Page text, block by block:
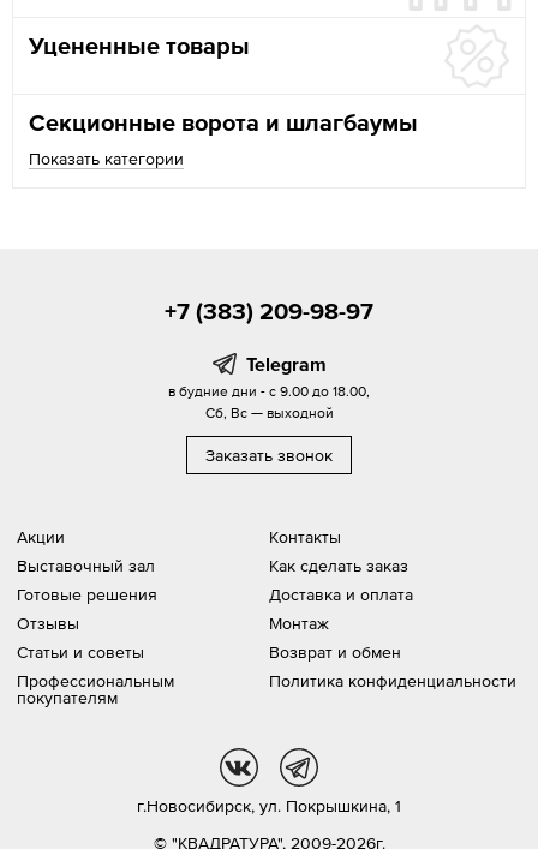
Уцененные товары
Секционные ворота и шлагбаумы
Показать категории
Акции
Выставочный зал
Готовые решения
Отзывы
Статьи и советы
Профессиональным
покупателям
Контакты
Как сделать заказ
Доставка и оплата
Монтаж
Возврат и обмен
Политика конфиденциальности
+7 (383) 209-98-97
Telegram
в будние дни - с 9.00 до 18.00,
Сб, Вс — выходной
Заказать звонок
© "КВАДРАТУРА", 2009-2026г.
г.Новосибирск, ул. Покрышкина, 1
tg